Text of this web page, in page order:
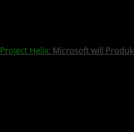
Project Helix: Microsoft will